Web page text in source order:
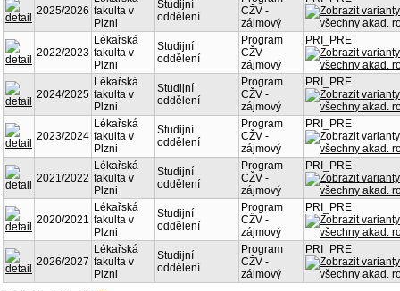
2025/2026 fakulta v
Plzni
Studijní
oddělení
CŽV -
zájmový
2022/2023
Lékařská
fakulta v
Plzni
Studijní
oddělení
Program
CŽV -
zájmový
PRI_PRE
2024/2025
Lékařská
fakulta v
Plzni
Studijní
oddělení
Program
CŽV -
zájmový
PRI_PRE
2023/2024
Lékařská
fakulta v
Plzni
Studijní
oddělení
Program
CŽV -
zájmový
PRI_PRE
2021/2022
Lékařská
fakulta v
Plzni
Studijní
oddělení
Program
CŽV -
zájmový
PRI_PRE
2020/2021
Lékařská
fakulta v
Plzni
Studijní
oddělení
Program
CŽV -
zájmový
PRI_PRE
2026/2027
Lékařská
fakulta v
Plzni
Studijní
oddělení
Program
CŽV -
zájmový
PRI_PRE